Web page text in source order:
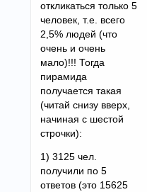
откликаться только 5
человек, т.е. всего
2,5% людей (что
очень и очень
мало)!!! Тогда
пирамида
получается такая
(читай снизу вверх,
начиная с шестой
строчки):
1) 3125 чел.
получили по 5
ответов (это 15625